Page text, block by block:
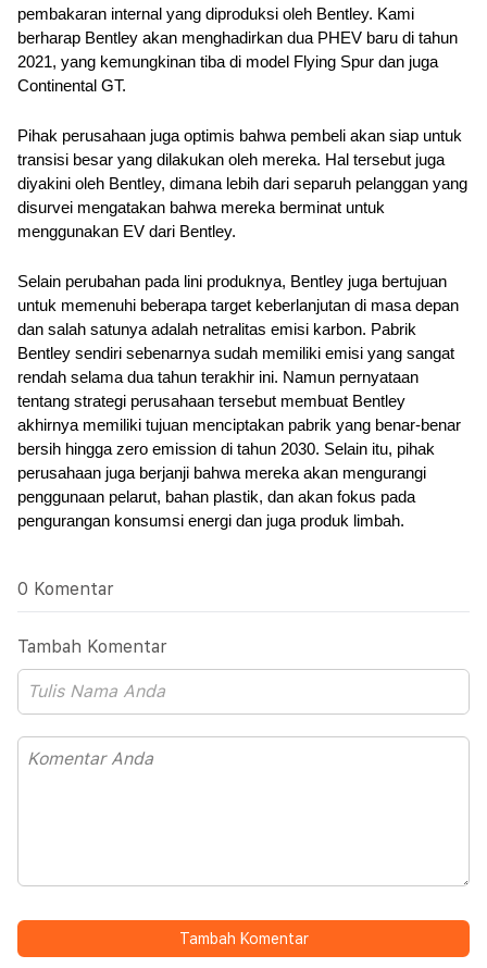
pembakaran internal yang diproduksi oleh Bentley. Kami
berharap Bentley akan menghadirkan dua PHEV baru di tahun
2021, yang kemungkinan tiba di model Flying Spur dan juga
Continental GT.
Pihak perusahaan juga optimis bahwa pembeli akan siap untuk
transisi besar yang dilakukan oleh mereka. Hal tersebut juga
diyakini oleh Bentley, dimana lebih dari separuh pelanggan yang
disurvei mengatakan bahwa mereka berminat untuk
menggunakan EV dari Bentley.
Selain perubahan pada lini produknya, Bentley juga bertujuan
untuk memenuhi beberapa target keberlanjutan di masa depan
dan salah satunya adalah netralitas emisi karbon. Pabrik
Bentley sendiri sebenarnya sudah memiliki emisi yang sangat
rendah selama dua tahun terakhir ini. Namun pernyataan
tentang strategi perusahaan tersebut membuat Bentley
akhirnya memiliki tujuan menciptakan pabrik yang benar-benar
bersih hingga zero emission di tahun 2030. Selain itu, pihak
perusahaan juga berjanji bahwa mereka akan mengurangi
penggunaan pelarut, bahan plastik, dan akan fokus pada
pengurangan konsumsi energi dan juga produk limbah.
0 Komentar
Tambah Komentar
Tambah Komentar